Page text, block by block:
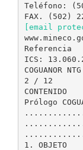
Teléfono:
[email
Referencia
ICS:
COGUANOR
2 / 12
CONTENIDO
Prólogo
1. OBJETO